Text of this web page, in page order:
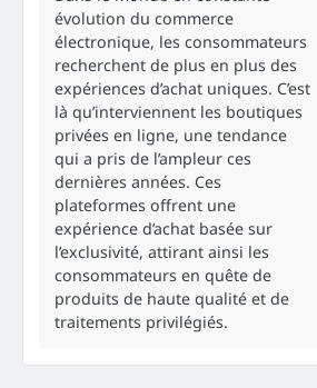
évolution du commerce
électronique, les consommateurs
recherchent de plus en plus des
expériences d’achat uniques. C’est
là qu’interviennent les boutiques
privées en ligne, une tendance
qui a pris de l’ampleur ces
dernières années. Ces
plateformes offrent une
expérience d’achat basée sur
l’exclusivité, attirant ainsi les
consommateurs en quête de
produits de haute qualité et de
traitements privilégiés.